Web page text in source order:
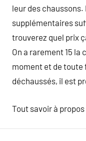
leur des chaussons.
supplémentaires
trouverez quel prix
On a rarement 15 la
moment et de toute
déchaussés, il est
Tout savoir à propos